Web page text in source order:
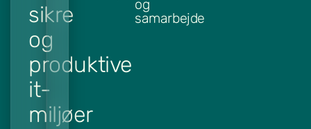
sikre
og
produktive
it-
miljøer
og
samarbejde